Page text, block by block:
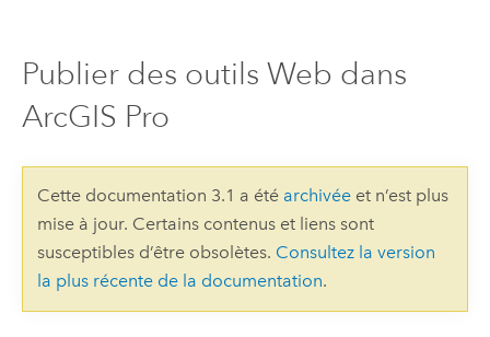
Publier des outils Web dans
ArcGIS Pro
Cette documentation 3.1 a été archivéeet n’est plus
mise à jour. Certains contenus et liens sont
susceptibles d’être obsolètes. Consultez la version
la plus récente de la documentation.